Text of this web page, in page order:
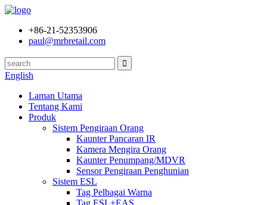
+86-21-52353906
paul@mrbretail.com
English
Laman Utama
Tentang Kami
Produk
Sistem Pengiraan Orang
Kaunter Pancaran IR
Kamera Mengira Orang
Kaunter Penumpang/MDVR
Sensor Pengiraan Penghunian
Sistem ESL
Tag Pelbagai Warna
Tag ESL+EAS